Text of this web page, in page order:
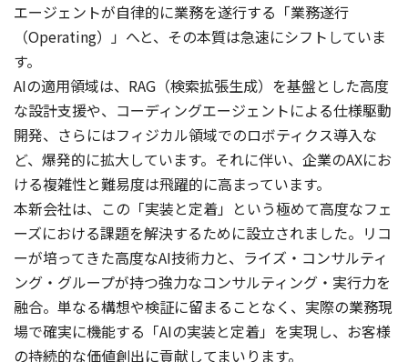
エージェントが自律的に業務を遂行する「業務遂行
（Operating）」へと、その本質は急速にシフトしていま
す。
AIの適用領域は、RAG（検索拡張生成）を基盤とした高度
な設計支援や、コーディングエージェントによる仕様駆動
開発、さらにはフィジカル領域でのロボティクス導入な
ど、爆発的に拡大しています。それに伴い、企業のAXにお
ける複雑性と難易度は飛躍的に高まっています。
本新会社は、この「実装と定着」という極めて高度なフェ
ーズにおける課題を解決するために設立されました。リコ
ーが培ってきた高度なAI技術力と、ライズ・コンサルティ
ング・グループが持つ強力なコンサルティング・実行力を
融合。単なる構想や検証に留まることなく、実際の業務現
場で確実に機能する「AIの実装と定着」を実現し、お客様
の持続的な価値創出に貢献してまいります。